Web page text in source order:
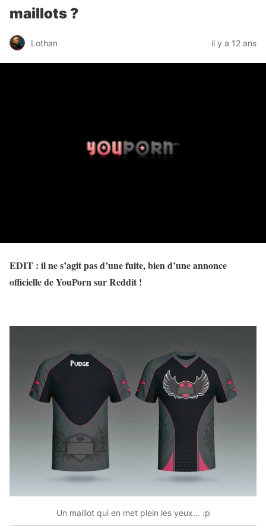
maillots ?
Lothan il y a 12 ans
EDIT : il ne s’agit pas d’une fuite, bien d’une annonce
officielle de YouPorn sur Reddit !
Un maillot qui en met plein les yeux… :p